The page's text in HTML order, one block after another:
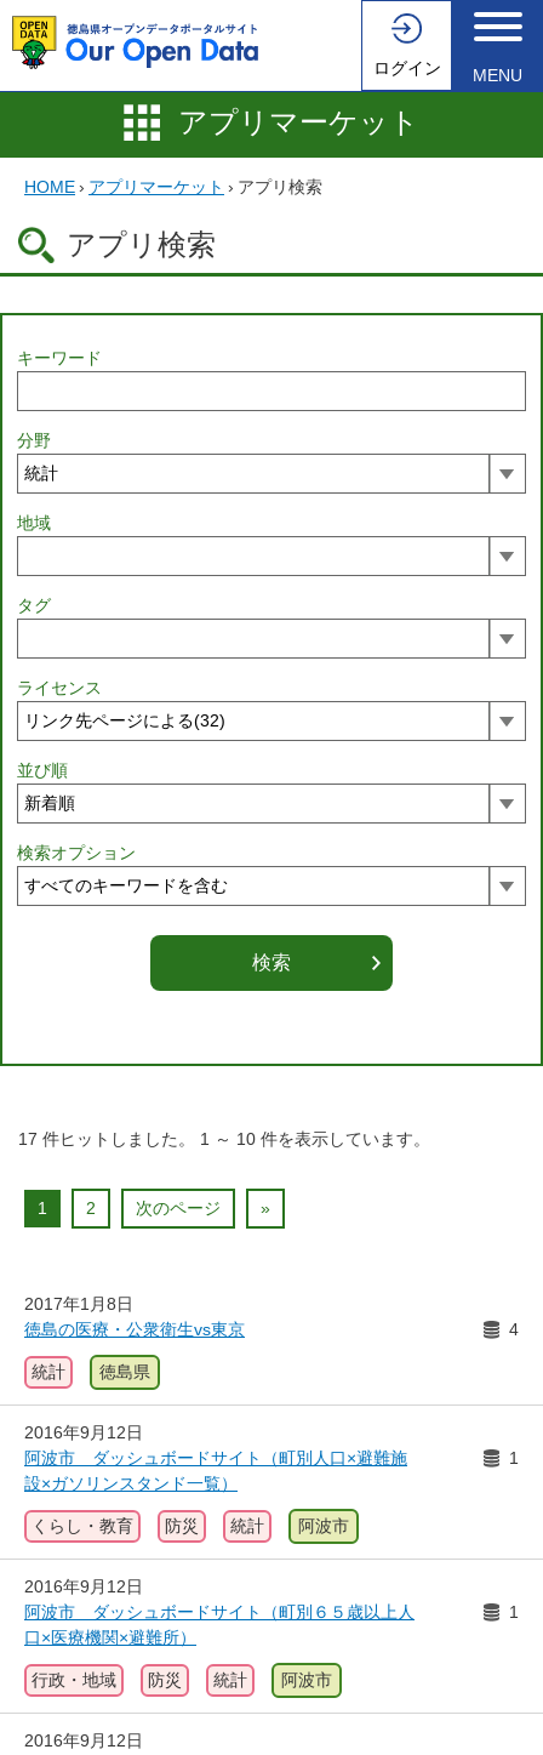
ログイン MENU
アプリマーケット
HOME› アプリマーケット › アプリ検索
アプリ検索
キーワード
分野
地域
タグ
ライセンス
並び順
検索オプション
17 件ヒットしました。 1 ～ 10 件を表示しています。
1 2 次のページ »
2017年1月8日
徳島の医療・公衆衛生vs東京
4
統計 徳島県
2016年9月12日
阿波市 ダッシュボードサイト（町別人口×避難施
設×ガソリンスタンド一覧）
1
くらし・教育 防災 統計 阿波市
2016年9月12日
阿波市 ダッシュボードサイト（町別６５歳以上人
口×医療機関×避難所）
1
行政・地域 防災 統計 阿波市
2016年9月12日